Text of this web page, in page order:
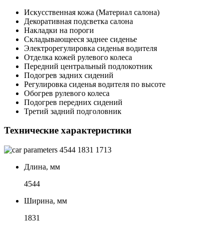
Искусственная кожа (Материал салона)
Декоративная подсветка салона
Накладки на пороги
Складывающееся заднее сиденье
Электрорегулировка сиденья водителя
Отделка кожей рулевого колеса
Передний центральный подлокотник
Подогрев задних сидений
Регулировка сиденья водителя по высоте
Обогрев рулевого колеса
Подогрев передних сидений
Третий задний подголовник
Технические характеристики
4544 1831 1713
Длина, мм
4544
Ширина, мм
1831